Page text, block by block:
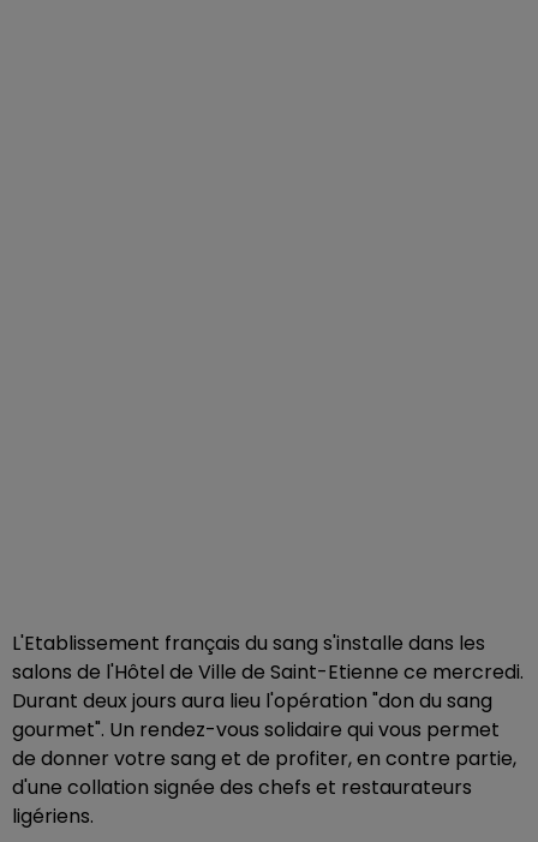
L'Etablissement français du sang s'installe dans les
salons de l'Hôtel de Ville de Saint-Etienne ce mercredi.
Durant deux jours aura lieu l'opération "don du sang
gourmet". Un rendez-vous solidaire qui vous permet
de donner votre sang et de profiter, en contre partie,
d'une collation signée des chefs et restaurateurs
ligériens.